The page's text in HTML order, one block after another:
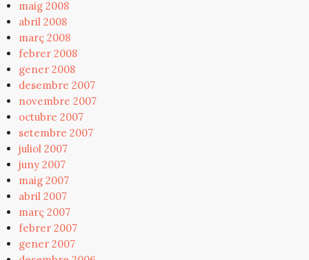
maig 2008
abril 2008
març 2008
febrer 2008
gener 2008
desembre 2007
novembre 2007
octubre 2007
setembre 2007
juliol 2007
juny 2007
maig 2007
abril 2007
març 2007
febrer 2007
gener 2007